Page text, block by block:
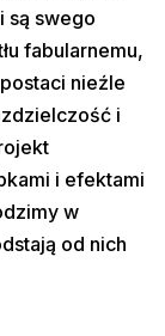
są swego
fabularnemu,
nieźle
i
i efektami
w
od nich